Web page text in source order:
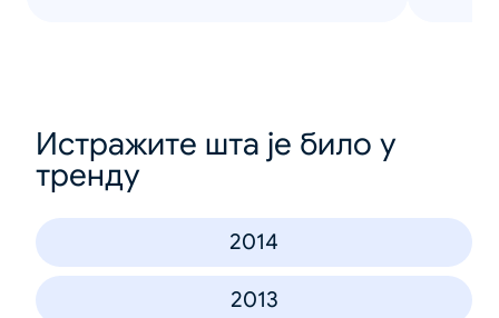
Истражите шта је било у
тренду
2014
2013